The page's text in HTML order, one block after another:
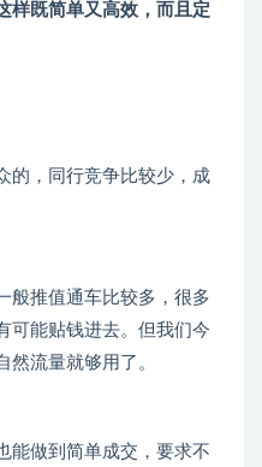
样既简单又高效，而且定
的，同行竞争比较少，成
般推值通车比较多，很多
可能贴钱进去。但我们今
然流量就够用了。
能做到简单成交，要求不